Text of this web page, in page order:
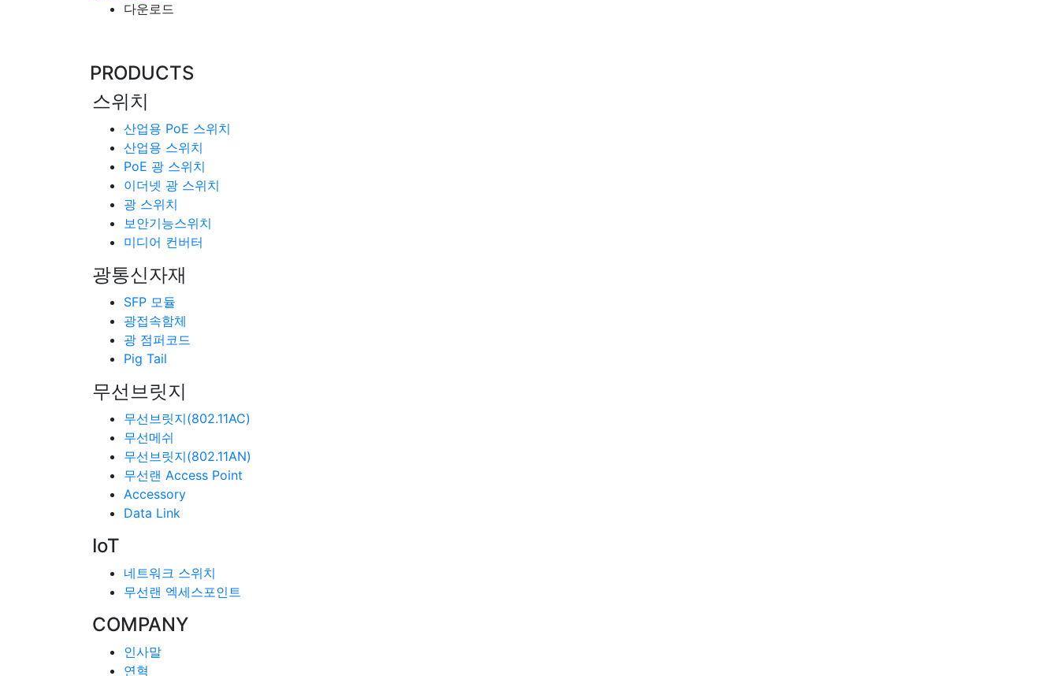
다운로드
PRODUCTS
스위치
산업용 PoE 스위치
산업용 스위치
PoE 광 스위치
이더넷 광 스위치
광 스위치
보안기능스위치
미디어 컨버터
광통신자재
SFP 모듈
광접속함체
광 점퍼코드
Pig Tail
무선브릿지
무선브릿지(802.11AC)
무선메쉬
무선브릿지(802.11AN)
무선랜 Access Point
Accessory
Data Link
IoT
네트워크 스위치
무선랜 엑세스포인트
COMPANY
인사말
연혁